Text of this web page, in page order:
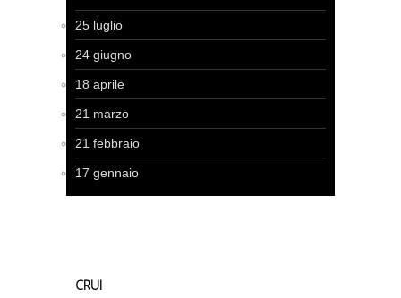
25 luglio
24 giugno
18 aprile
21 marzo
21 febbraio
17 gennaio
CRUI